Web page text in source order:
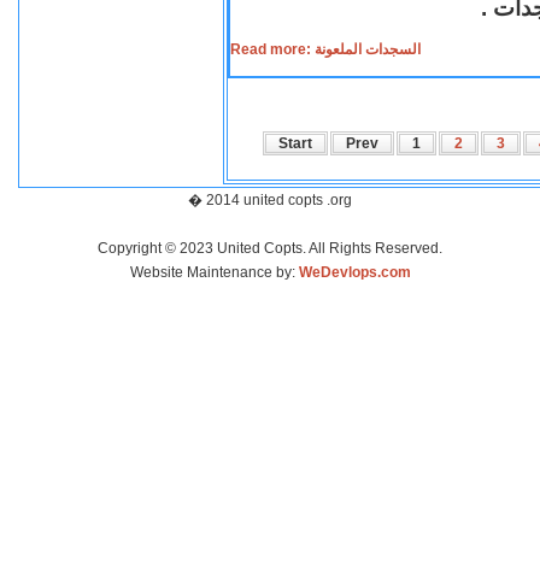
.
Read more: السجدات الملعونة
Start Prev 1 2 3
� 2014 united copts .org
Copyright © 2023 United Copts. All Rights Reserved.
Website Maintenance by: WeDevlops.com